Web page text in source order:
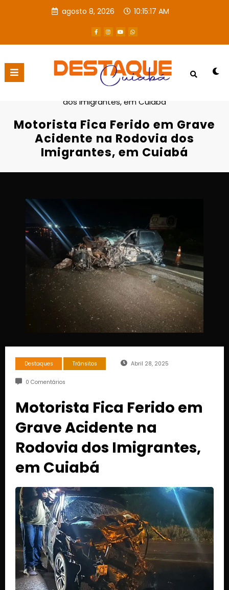
agosto 8, 2026 10:15:18 AM
Página inicial
Destaques
dos Imigrantes, em Cuiabá
Motorista Fica Ferido em Grave
Acidente na Rodovia dos
Imigrantes, em Cuiabá
Destaques Trânsitos Abril 28, 2025
0 Comentários
Motorista Fica Ferido em
Grave Acidente na
Rodovia dos Imigrantes,
em Cuiabá